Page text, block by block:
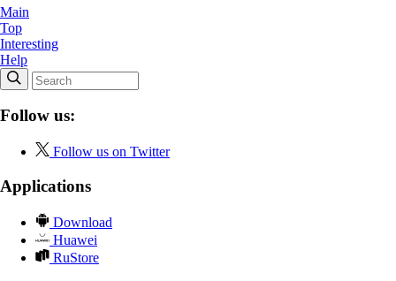
Main
Top
Interesting
Help
Follow us:
Follow us on Twitter
Applications
Download
Huawei
RuStore